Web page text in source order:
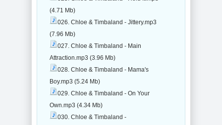
(4.71 Mb)
026. Chloe & Timbaland - Jittery.mp3
(7.96 Mb)
027. Chloe & Timbaland - Main
Attraction.mp3 (3.96 Mb)
028. Chloe & Timbaland - Mama's
Boy.mp3 (5.24 Mb)
029. Chloe & Timbaland - On Your
Own.mp3 (4.34 Mb)
030. Chloe & Timbaland -